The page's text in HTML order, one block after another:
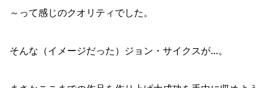
～って感じのクオリティでした。
そんな（イメージだった）ジョン・サイクスが…。